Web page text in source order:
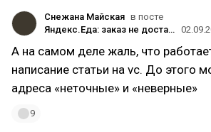
Снежана Майская в посте
Яндекс.Еда: заказ не доставили, деньги не вернули, поддержка не работает
А на самом деле жаль, что
написание статьи на vc. До этого
адреса «неточные» и «неверные»
9